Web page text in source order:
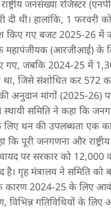
जनसंख्या रजिस्टर
दी थी। हालांकि, 1 फरवरी को
किए गए बजट 2025-26 में
महापंजीयक (आरजीआई) के
गए, जबकि 2024-25 में
जिसे संशोधित कर 572
अनुदान मांगों (2025-26)
स्थायी समिति ने कहा कि
धन की उपलब्धता एक
कि पूरी जनगणना और
पर सरकार को 12,000
है। गृह मंत्रालय ने समिति
कारण 2024-25 के लिए
गतिविधियों के लिए